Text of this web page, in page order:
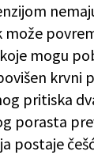
može
mogu
krvni
pritiska
porasta
postaje